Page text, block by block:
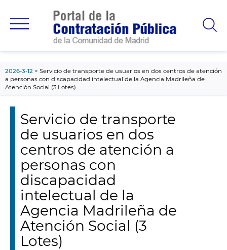
principal
2026-3-12
Servicio de transporte de usuarios en dos centros de atención
a personas con discapacidad intelectual de la Agencia Madrileña de
Atención Social (3 Lotes)
Servicio de transporte
de usuarios en dos
centros de atención a
personas con
discapacidad
intelectual de la
Agencia Madrileña de
Atención Social (3
Lotes)